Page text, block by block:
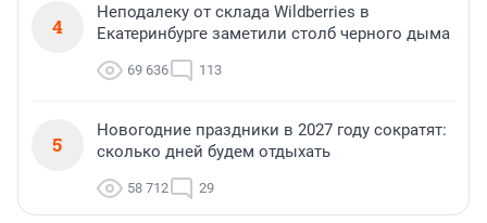
4
Неподалеку от склада Wildberries в
Екатеринбурге заметили столб черного дыма
69 636 113
5
Новогодние праздники в 2027 году сократят:
сколько дней будем отдыхать
58 712 29